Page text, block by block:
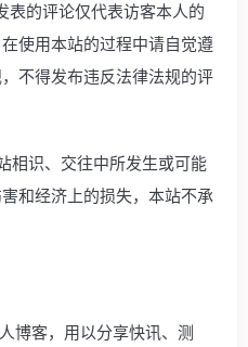
表的评论仅代表访客本人的
使用本站的过程中请自觉遵
不得发布违反法律法规的评
相识、交往中所发生或可能
和经济上的损失，本站不承
博客，用以分享快讯、测